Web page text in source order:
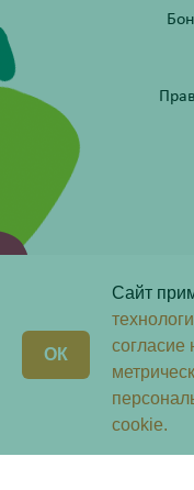
8
Сайт
согласие
cookie.
ОК
Скачай
приложение